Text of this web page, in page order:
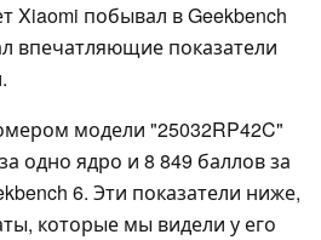
Xiaomi побывал в Geekbench
впечатляющие показатели
модели "25032RP42C"
одно ядро и 8 849 баллов за
6. Эти показатели ниже,
которые мы видели у его